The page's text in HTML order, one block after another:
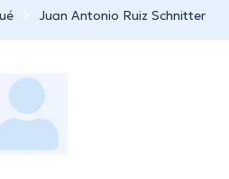
Juan Antonio Ruiz Schnitter